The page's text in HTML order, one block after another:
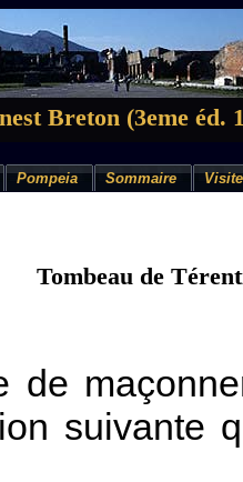
Breton (3eme éd.
Pompeia Sommaire Visite
Tombeau de
de
suivante